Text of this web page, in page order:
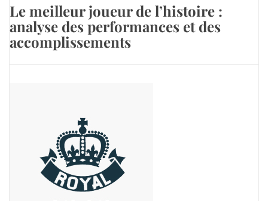
Le meilleur joueur de l’histoire :
analyse des performances et des
accomplissements